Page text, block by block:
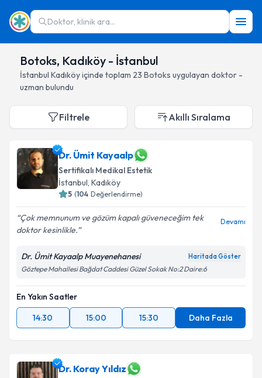
Doktor, klinik ara...
Botoks, Kadıköy - İstanbul
İstanbul Kadıköyiçinde toplam 23 Botoks uygulayan doktor -
uzman bulundu
Filtrele Akıllı Sıralama
Dr. Ümit Kayaalp
Sertifikalı Medikal Estetik
İstanbul, Kadıköy
5 (104 Değerlendirme)
Çok memnunum ve gözüm kapalı güveneceğim tek
doktor kesinlikle.
Devamı
Dr. Ümit Kayaalp Muayenehanesi Haritada Göster
Göztepe Mahallesi Bağdat Caddesi Güzel Sokak No:2 Daire:6
En Yakın Saatler
14:30
15:00 15:30 Daha Fazla
Dr. Koray Yıldız